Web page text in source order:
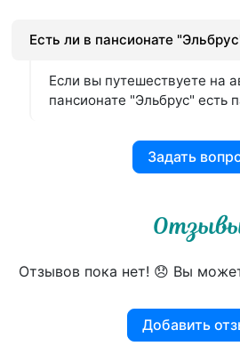
Есть ли в пансионате
Если вы путешествуете на
пансионате "Эльбрус" есть
Задать
Отзывов пока нет! 😞 Вы
Добавить